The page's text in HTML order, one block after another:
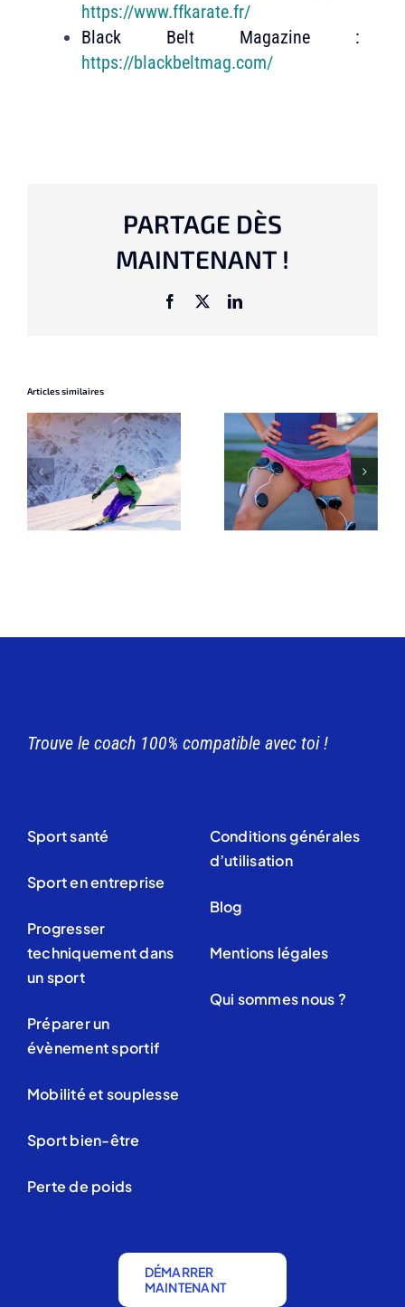
https://www.ffkarate.fr/
Black Belt Magazine :
https://blackbeltmag.com/
PARTAGE DÈS
MAINTENANT !
Facebook LinkedIn
Articles similaires
Trouve le coach 100% compatible avec toi !
Sport santé
Sport en entreprise
Progresser
techniquement dans
un sport
Préparer un
évènement sportif
Mobilité et souplesse
Sport bien-être
Perte de poids
Conditions générales
d’utilisation
Blog
Mentions légales
Qui sommes nous ?
DÉMARRER
MAINTENANT